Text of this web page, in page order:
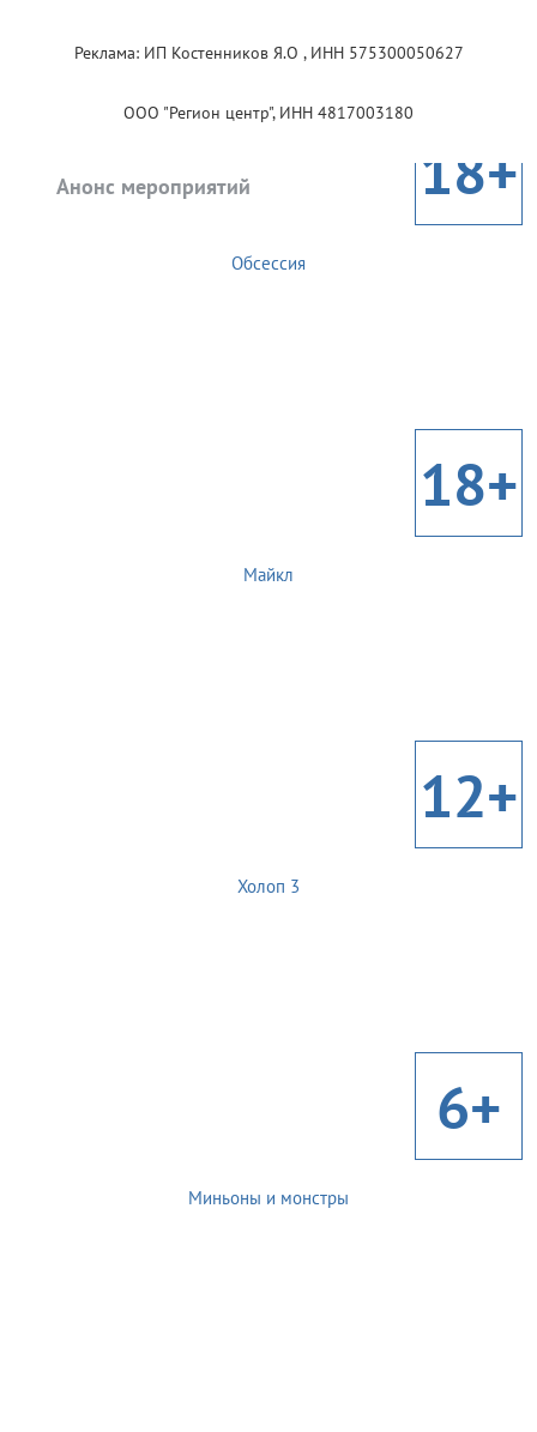
Реклама: ИП Костенников Я.О , ИНН 575300050627
ООО "Регион центр", ИНН 4817003180
Анонс мероприятий 18+
Обсессия
18+
Майкл
12+
Холоп 3
6+
Миньоны и монстры